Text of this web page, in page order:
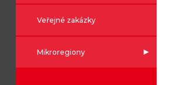
Veřejné zakázky
Mikroregiony